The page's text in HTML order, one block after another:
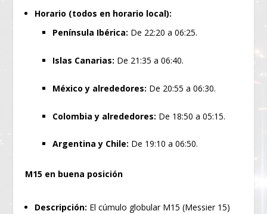
Horario (todos en horario local):
Península Ibérica: De 22:20 a 06:25.
Islas Canarias: De 21:35 a 06:40.
México y alrededores: De 20:55 a 06:30.
Colombia y alrededores: De 18:50 a 05:15.
Argentina y Chile: De 19:10 a 06:50.
M15 en buena posición
Descripción: El cúmulo globular M15 (Messier 15)